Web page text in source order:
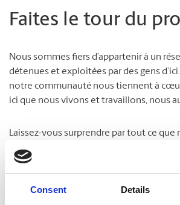
Consent Details
Faites le tour du
Nous sommes fiers d’appartenir à un
détenues et exploitées par des gens
notre communauté nous tiennent à
ici que nous vivons et travaillons, nous
Laissez-vous surprendre par tout ce
pour vous simplifier la vie !